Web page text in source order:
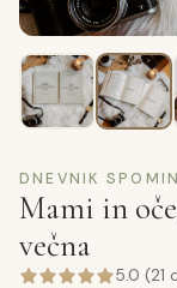
DNEVNIK
Mami in
večna
5.0 (21